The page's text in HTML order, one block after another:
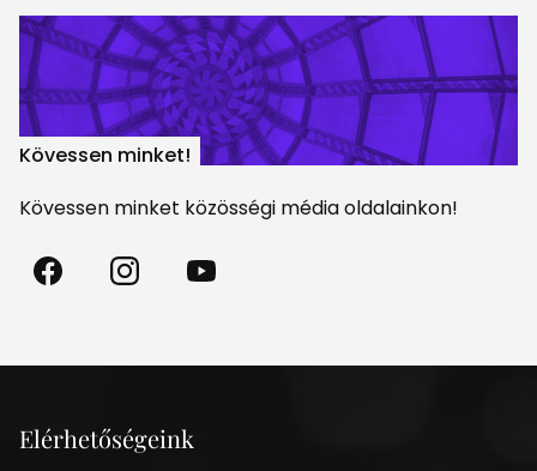
Kövessen minket!
Kövessen minket közösségi média oldalainkon!
Madách
Színház
Madách
Színház
Madách
Színház
on
Elérhetőségeink